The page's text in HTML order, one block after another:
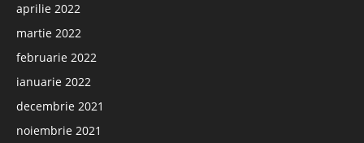
aprilie 2022
martie 2022
februarie 2022
ianuarie 2022
decembrie 2021
noiembrie 2021